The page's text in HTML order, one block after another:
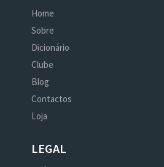
Home
Sobre
Dicionário
Clube
Blog
Contactos
Loja
LEGAL